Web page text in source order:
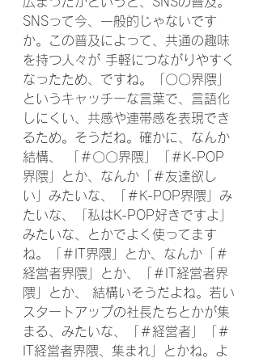
SNSって今、一般的じゃないです
か。この普及によって、共通の趣味
を持つ人々が 手軽につながりやすく
なったため、ですね。「〇〇界隈」
というキャッチーな言葉で、言語化
しにくい、共感や連帯感を表現でき
るため。そうだね。確かに、なんか
結構、 「＃〇〇界隈」「＃K-POP
界隈」とか、なんか「＃友達欲し
い」みたいな、「＃K-POP界隈」み
たいな、「私はK-POP好きですよ」
みたいな、とかでよく使ってます
ね。「＃IT界隈」とか、なんか「＃
経営者界隈」とか、「＃IT経営者界
隈」とか、 結構いそうだよね。若い
スタートアップの社長たちとかが集
まる、みたいな、「＃経営者」「＃
IT経営者界隈、集まれ」とかね。よ